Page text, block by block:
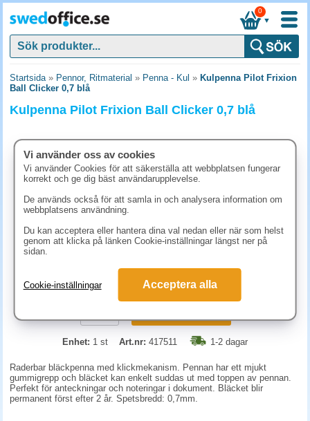
▼
0
Startsida» Pennor, Ritmaterial » Penna - Kul » Kulpenna Pilot Frixion
Ball Clicker 0,7 blå
Kulpenna Pilot Frixion Ball Clicker 0,7 blå
37.40 kr (inkl. moms)
Enhet: 1 st Art.nr: 417511 1-2 dagar
Raderbar bläckpenna med klickmekanism. Pennan har ett mjukt
gummigrepp och bläcket kan enkelt suddas ut med toppen av pennan.
Perfekt för anteckningar och noteringar i dokument. Bläcket blir
permanent först efter 2 år. Spetsbredd: 0,7mm.
Vi använder oss av cookies
Vi använder Cookies för att säkerställa att webbplatsen fungerar
korrekt och ge dig bäst användarupplevelse.
De används också för att samla in och analysera information om
webbplatsens användning.
Du kan acceptera eller hantera dina val nedan eller när som helst
genom att klicka på länken Cookie-inställningar längst ner på
sidan.
Cookie-inställningar Acceptera alla